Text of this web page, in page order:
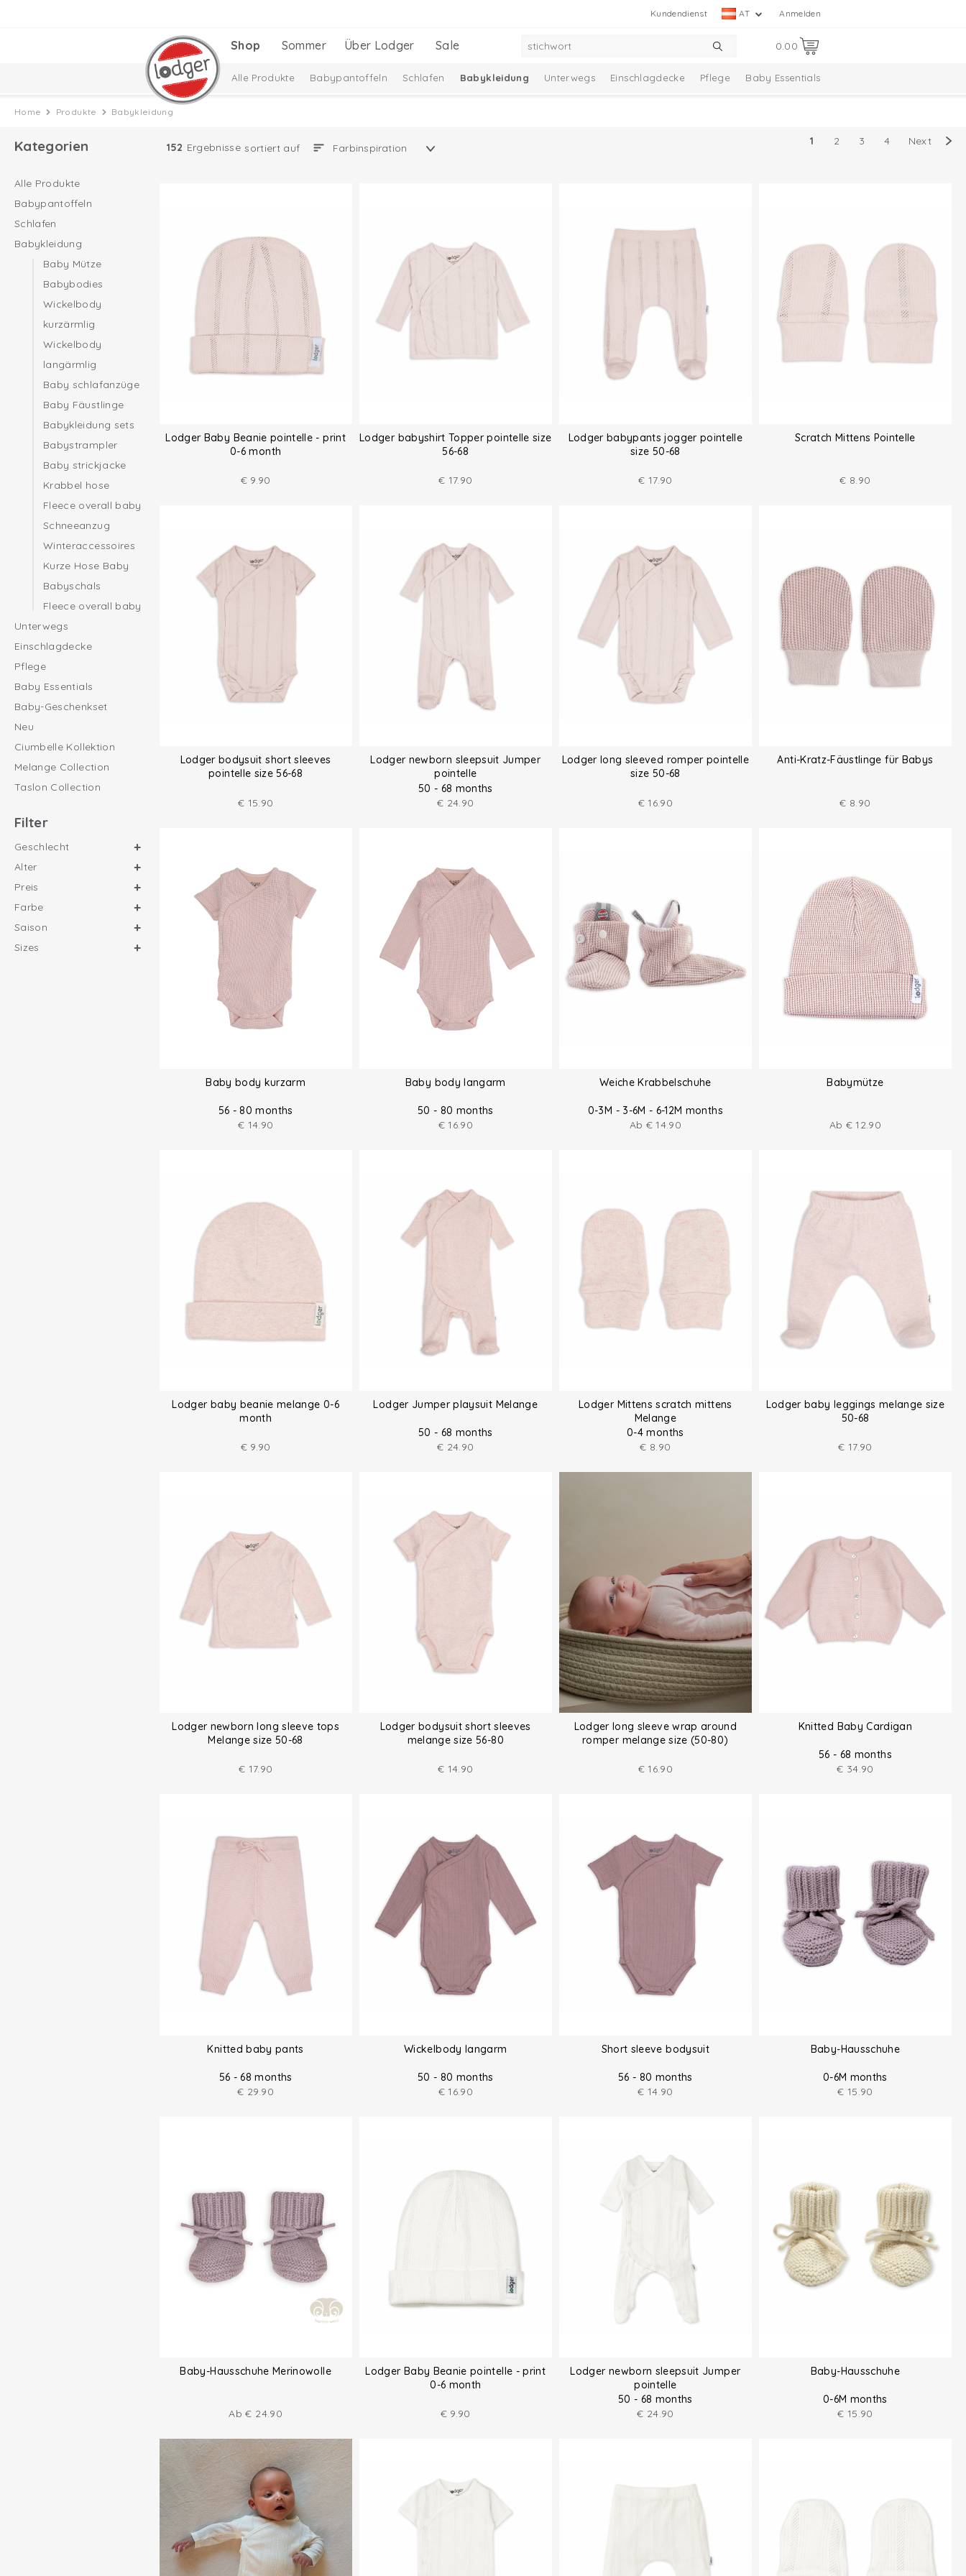
Anmelden
AT
Kundendienst
0.00
Shop Sommer Über Lodger Sale
Alle Produkte Babypantoffeln Schlafen Babykleidung Unterwegs Einschlagdecke Pflege Baby Essentials
Home Produkte Babykleidung
Kategorien
Alle Produkte
Babypantoffeln
Schlafen
Babykleidung
Baby Mütze
Babybodies
Wickelbody
kurzärmlig
Wickelbody
langärmlig
Baby schlafanzüge
Baby Fäustlinge
Babykleidung sets
Babystrampler
Baby strickjacke
Krabbel hose
Fleece overall baby
Schneeanzug
Winteraccessoires
Kurze Hose Baby
Babyschals
Fleece overall baby
Unterwegs
Einschlagdecke
Pflege
Baby Essentials
Baby-Geschenkset
Neu
Ciumbelle Kollektion
Melange Collection
Taslon Collection
Filter
Geschlecht
Alter
Preis
Farbe
Saison
Sizes
152 Ergebnisse sortiert auf
1 2 3 4 Next
Lodger Baby Beanie pointelle - print
0-6 month
€ 9.90
Lodger babyshirt Topper pointelle size
56-68
€ 17.90
Lodger babypants jogger pointelle
size 50-68
€ 17.90
Scratch Mittens Pointelle
€ 8.90
Lodger bodysuit short sleeves
pointelle size 56-68
€ 15.90
Lodger newborn sleepsuit Jumper
pointelle
50 - 68 months
€ 24.90
Lodger long sleeved romper pointelle
size 50-68
€ 16.90
Anti-Kratz-Fäustlinge für Babys
€ 8.90
Baby body kurzarm
56 - 80 months
€ 14.90
Baby body langarm
50 - 80 months
€ 16.90
Weiche Krabbelschuhe
0-3M - 3-6M - 6-12M months
Ab € 14.90
Babymütze
Ab € 12.90
Lodger baby beanie melange 0-6
month
€ 9.90
Lodger Jumper playsuit Melange
50 - 68 months
€ 24.90
Lodger Mittens scratch mittens
Melange
0-4 months
€ 8.90
Lodger baby leggings melange size
50-68
€ 17.90
Lodger newborn long sleeve tops
Melange size 50-68
€ 17.90
Lodger bodysuit short sleeves
melange size 56-80
€ 14.90
Lodger long sleeve wrap around
romper melange size (50-80)
€ 16.90
Knitted Baby Cardigan
56 - 68 months
€ 34.90
Knitted baby pants
56 - 68 months
€ 29.90
Wickelbody langarm
50 - 80 months
€ 16.90
Short sleeve bodysuit
56 - 80 months
€ 14.90
Baby-Hausschuhe
0-6M months
€ 15.90
Baby-Hausschuhe Merinowolle
Ab€ 24.90
Lodger Baby Beanie pointelle - print
0-6 month
€ 9.90
Lodger newborn sleepsuit Jumper
pointelle
50 - 68 months
€ 24.90
Baby-Hausschuhe
0-6M months
€ 15.90